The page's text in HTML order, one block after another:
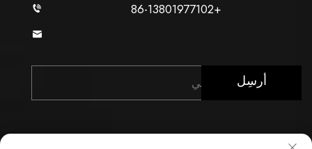
+86-13801977102
أرسِل